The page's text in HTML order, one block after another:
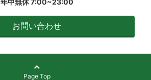
年中無休 7:00~23:00
お問い合わせ
Page Top